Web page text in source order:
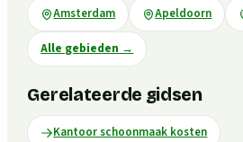
Amsterdam Apeldoorn
Alle gebieden →
Gerelateerde gidsen
Kantoor schoonmaak kosten